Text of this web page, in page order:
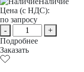
Цена (с НДС):
по запросу
-
+
Подробнее
Заказать